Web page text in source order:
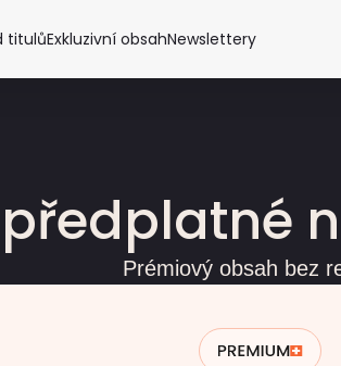
titulůExkluzivní obsahNewslettery
Prémiový obsah bez